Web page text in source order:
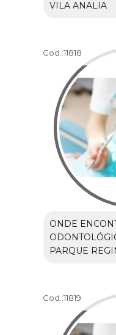
VILA ANALIA
Cod.:11818
ONDE
PARQUE
Cod.:11819